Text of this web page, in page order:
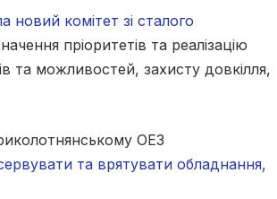
новий комітет зі сталого
пріоритетів та реалізацію
та можливостей, захисту довкілля,
ОЕЗ
та врятувати обладнання,